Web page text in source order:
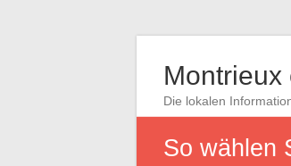
Montrieux
Die lokalen
So wählen